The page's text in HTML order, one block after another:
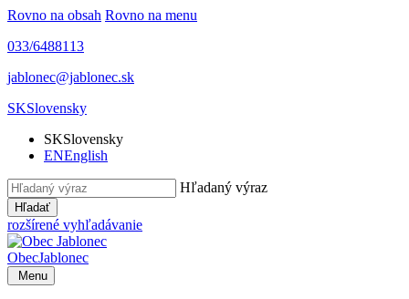
Rovno na obsah Rovno na menu
033/6488113
jablonec@jablonec.sk
SKSlovensky
SKSlovensky
ENEnglish
Hľadaný výraz
Hľadať
rozšírené vyhľadávanie
ObecJablonec
Menu